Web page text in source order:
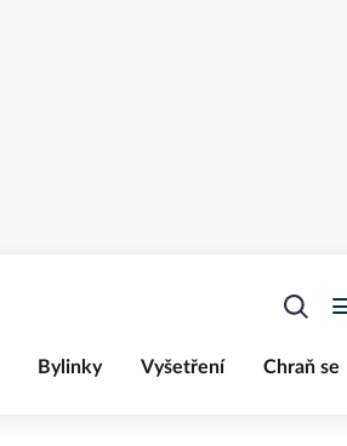
Bylinky Vyšetření Chraň se